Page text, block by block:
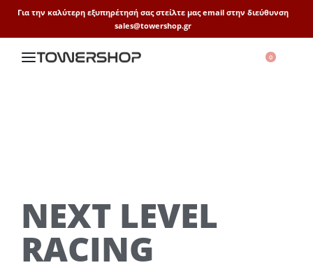
Για την καλύτερη εξυπηρέτησή σας στείλτε μας email στην διεύθυνση
sales@towershop.gr
0
NEXT LEVEL
RACING